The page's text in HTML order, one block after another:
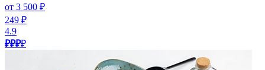
от 3 500 ₽
249 ₽
4.9
₽₽₽₽